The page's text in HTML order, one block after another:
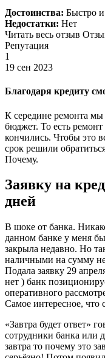
Достоинства: Быстро
Недостатки: Нет
Читать весь отзыв
Репутация
1
19 сен 2023
Благодаря кредиту
К середине ремонта мы
бюджет. То есть
кончились. Чтобы это
срок решили
Почему.
Заявку на
дней
В шоке от банка.
данном банке у меня
закрыла недавно. Но
наличными на сумму
Подала заявку 29
нет ) банк
оперативного
Самое интересное, что
«Завтра будет ответ»
сотрудники банка или
завтра то почему это